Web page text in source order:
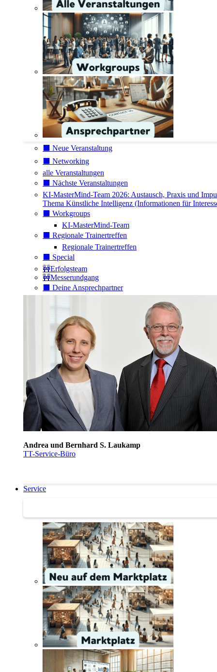
⬛️ Neue Veranstaltung
⬛️ Networking
alle Veranstaltungen
⬛️ Nächste Veranstaltungen
KI-MasterMind-Team 2026: Austausch, Praxis und
Thema Künstliche Intelligenz (Informationen für
⬛️ Workgroups
KI-MasterMind-Team
⬛️ Regionale Trainertreffen
Regionale Trainertreffen
⬛️ Special
🚧Erfolgsteam
🚧Messerundgang
⬛️ Deine Ansprechpartner
Andrea und Bernhard S. Laukamp
TT-Service-Büro
Service